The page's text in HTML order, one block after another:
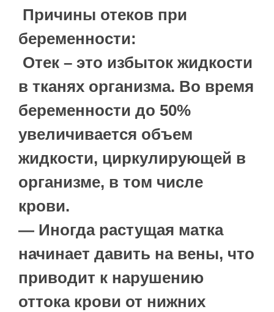
Причины отеков при
беременности:
Отек – это избыток жидкости
в тканях организма. Во время
беременности до 50%
увеличивается объем
жидкости, циркулирующей в
организме, в том числе
крови.
— Иногда растущая матка
начинает давить на вены, что
приводит к нарушению
оттока крови от нижних